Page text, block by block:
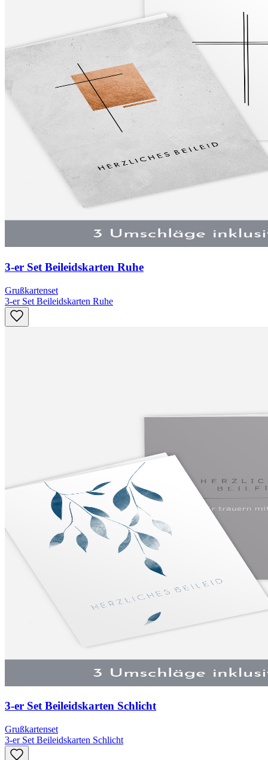
3-er Set Beileidskarten Ruhe
Grußkartenset
3-er Set Beileidskarten Ruhe
3-er Set Beileidskarten Schlicht
Grußkartenset
3-er Set Beileidskarten Schlicht